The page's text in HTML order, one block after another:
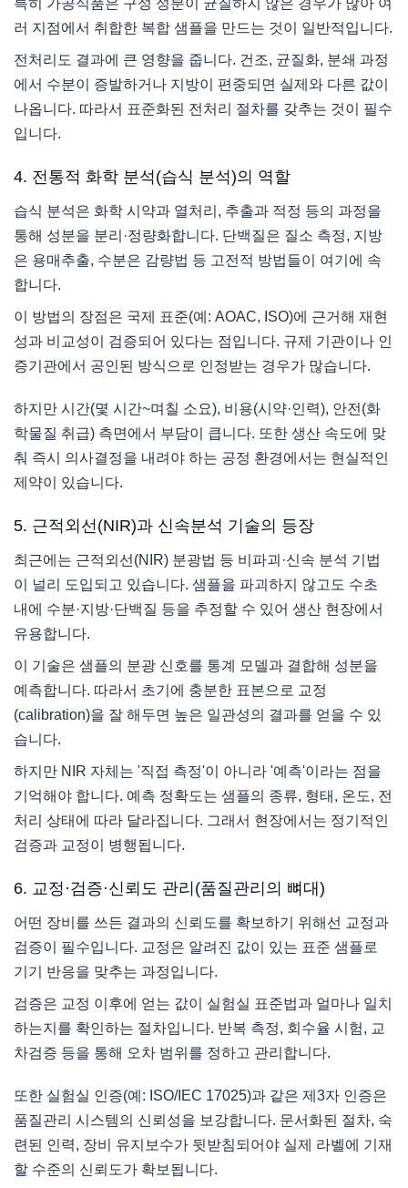
특히 가공식품은 구성 성분이 균질하지 않은 경우가 많아 여
러 지점에서 취합한 복합 샘플을 만드는 것이 일반적입니다.
전처리도 결과에 큰 영향을 줍니다. 건조, 균질화, 분쇄 과정
에서 수분이 증발하거나 지방이 편중되면 실제와 다른 값이
나옵니다. 따라서 표준화된 전처리 절차를 갖추는 것이 필수
입니다.
4. 전통적 화학 분석(습식 분석)의 역할
습식 분석은 화학 시약과 열처리, 추출과 적정 등의 과정을
통해 성분을 분리·정량화합니다. 단백질은 질소 측정, 지방
은 용매추출, 수분은 감량법 등 고전적 방법들이 여기에 속
합니다.
이 방법의 장점은 국제 표준(예: AOAC, ISO)에 근거해 재현
성과 비교성이 검증되어 있다는 점입니다. 규제 기관이나 인
증기관에서 공인된 방식으로 인정받는 경우가 많습니다.
하지만 시간(몇 시간~며칠 소요), 비용(시약·인력), 안전(화
학물질 취급) 측면에서 부담이 큽니다. 또한 생산 속도에 맞
춰 즉시 의사결정을 내려야 하는 공정 환경에서는 현실적인
제약이 있습니다.
5. 근적외선(NIR)과 신속분석 기술의 등장
최근에는 근적외선(NIR) 분광법 등 비파괴·신속 분석 기법
이 널리 도입되고 있습니다. 샘플을 파괴하지 않고도 수초
내에 수분·지방·단백질 등을 추정할 수 있어 생산 현장에서
유용합니다.
이 기술은 샘플의 분광 신호를 통계 모델과 결합해 성분을
예측합니다. 따라서 초기에 충분한 표본으로 교정
(calibration)을 잘 해두면 높은 일관성의 결과를 얻을 수 있
습니다.
하지만 NIR 자체는 '직접 측정'이 아니라 '예측'이라는 점을
기억해야 합니다. 예측 정확도는 샘플의 종류, 형태, 온도, 전
처리 상태에 따라 달라집니다. 그래서 현장에서는 정기적인
검증과 교정이 병행됩니다.
6. 교정·검증·신뢰도 관리(품질관리의 뼈대)
어떤 장비를 쓰든 결과의 신뢰도를 확보하기 위해선 교정과
검증이 필수입니다. 교정은 알려진 값이 있는 표준 샘플로
기기 반응을 맞추는 과정입니다.
검증은 교정 이후에 얻는 값이 실험실 표준법과 얼마나 일치
하는지를 확인하는 절차입니다. 반복 측정, 회수율 시험, 교
차검증 등을 통해 오차 범위를 정하고 관리합니다.
또한 실험실 인증(예: ISO/IEC 17025)과 같은 제3자 인증은
품질관리 시스템의 신뢰성을 보강합니다. 문서화된 절차, 숙
련된 인력, 장비 유지보수가 뒷받침되어야 실제 라벨에 기재
할 수준의 신뢰도가 확보됩니다.